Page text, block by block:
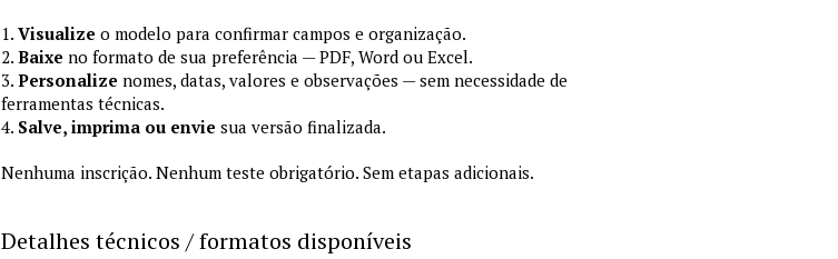
1. Visualize o modelo para confirmar campos e organização.
2. Baixe no formato de sua preferência — PDF, Word ou Excel.
3. Personalize nomes, datas, valores e observações — sem necessidade de
ferramentas técnicas.
4. Salve, imprima ou envie sua versão finalizada.
Nenhuma inscrição. Nenhum teste obrigatório. Sem etapas adicionais.
Detalhes técnicos / formatos disponíveis